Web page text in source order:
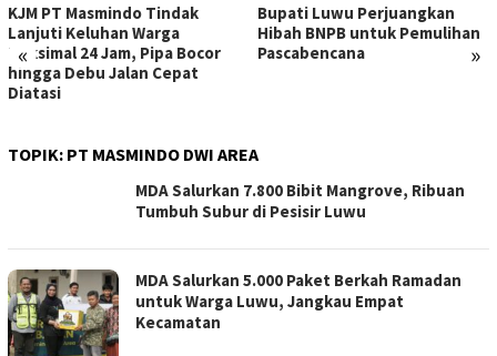
« »
KJM PT Masmindo Tindak
Lanjuti Keluhan Warga
Maksimal 24 Jam, Pipa Bocor
hingga Debu Jalan Cepat
Diatasi
Bupati Luwu Perjuangkan
Hibah BNPB untuk Pemulihan
Pascabencana
TOPIK: PT MASMINDO DWI AREA
MDA Salurkan 7.800 Bibit Mangrove, Ribuan
Tumbuh Subur di Pesisir Luwu
MDA Salurkan 5.000 Paket Berkah Ramadan
untuk Warga Luwu, Jangkau Empat
Kecamatan